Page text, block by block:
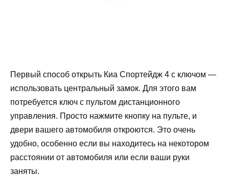
Первый способ открыть Киа Спортейдж 4 с ключом —
использовать центральный замок. Для этого вам
потребуется ключ с пультом дистанционного
управления. Просто нажмите кнопку на пульте, и
двери вашего автомобиля откроются. Это очень
удобно, особенно если вы находитесь на некотором
расстоянии от автомобиля или если ваши руки
заняты.